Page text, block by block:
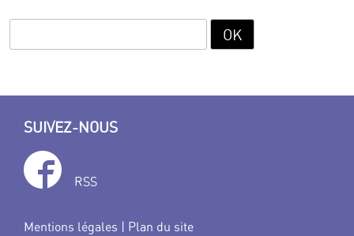
SUIVEZ-NOUS
RSS
Mentions légales | Plan du site